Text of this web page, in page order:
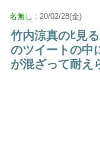
名無し : 20/02/28(金)
竹内涼真のﾋ見
のツイートの中
が混ざって耐え